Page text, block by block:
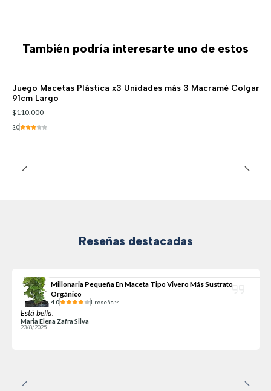
También podría interesarte uno de estos
|
Juego Macetas Plástica x3 Unidades más 3 Macramé Colgar
91cm Largo
$110.000
3.0
Reseñas destacadas
Millonaria Pequeña En Maceta Tipo Vivero Más Sustrato
Orgánico
4.0 1 reseña
Está bella.
Maria Elena Zafra Silva
23/8/2025